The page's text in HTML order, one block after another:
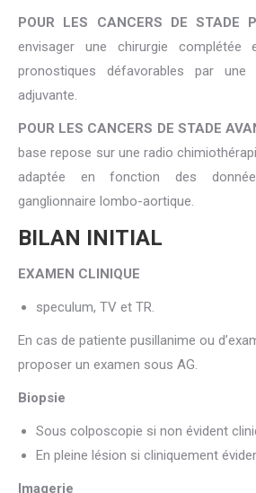
POUR LES CANCERS DE STADE
envisager une chirurgie
pronostiques défavorables par une
adjuvante.
POUR LES CANCERS DE STADE
base repose sur une radio
adaptée en fonction des
ganglionnaire lombo-aortique.
BILAN INITIAL
EXAMEN CLINIQUE
speculum, TV et TR.
En cas de patiente pusillanime ou
proposer un examen sous AG.
Biopsie
Sous colposcopie si non évident
En pleine lésion si cliniquement
Imagerie